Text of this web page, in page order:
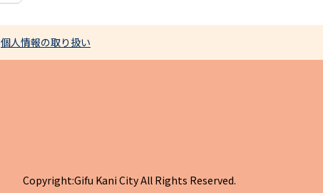
個人情報の取り扱い
Copyright:Gifu Kani City All Rights Reserved.